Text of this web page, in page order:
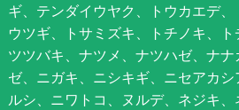
ギ、テンダイウヤク、トウカエデ
ウツギ、トサミズキ、トチノキ、
ツツバキ、ナツメ、ナツハゼ、ナ
ゼ、ニガキ、ニシキギ、ニセアカ
ルシ、ニワトコ、ヌルデ、ネジキ